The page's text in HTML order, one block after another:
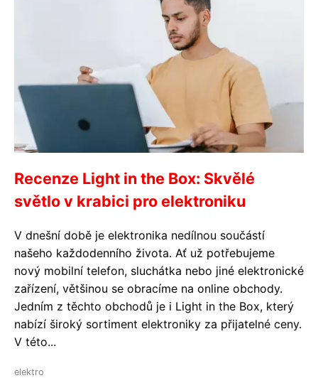
Recenze Light in the Box: Skvělé
světlo v krabici pro elektroniku
V dnešní době je elektronika nedílnou součástí
našeho každodenního života. Ať už potřebujeme
nový mobilní telefon, sluchátka nebo jiné elektronické
zařízení, většinou se obracíme na online obchody.
Jedním z těchto obchodů je i Light in the Box, který
nabízí široký sortiment elektroniky za přijatelné ceny.
V této...
elektro